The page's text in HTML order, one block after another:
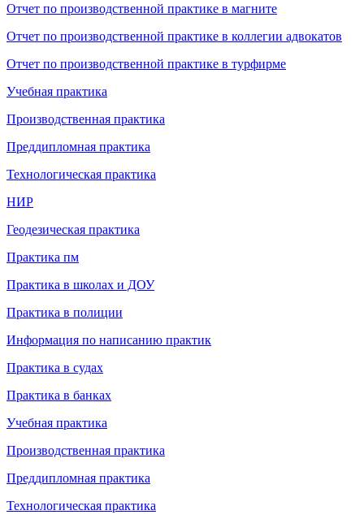
Отчет по производственной практике в магните
Отчет по производственной практике в коллегии адвокатов
Отчет по производственной практике в турфирме
Учебная практика
Производственная практика
Преддипломная практика
Технологическая практика
НИР
Геодезическая практика
Практика пм
Практика в школах и ДОУ
Практика в полиции
Информация по написанию практик
Практика в судах
Практика в банках
Учебная практика
Производственная практика
Преддипломная практика
Технологическая практика